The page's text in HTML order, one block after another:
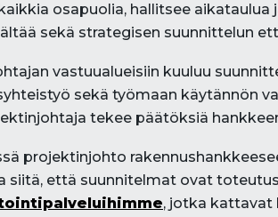
osapuolia, hallitsee
sekä strategisen suunnittelun
vastuualueisiin kuuluu
sekä työmaan käytännön
tekee päätöksiä
projektinjohto
siitä, että suunnitelmat ovat
, jotka kattavat